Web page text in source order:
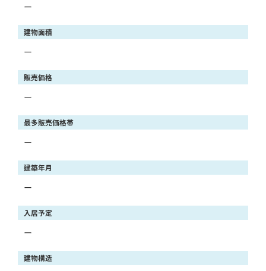
ー
建物面積
ー
販売価格
ー
最多販売価格帯
ー
建築年月
ー
入居予定
ー
建物構造